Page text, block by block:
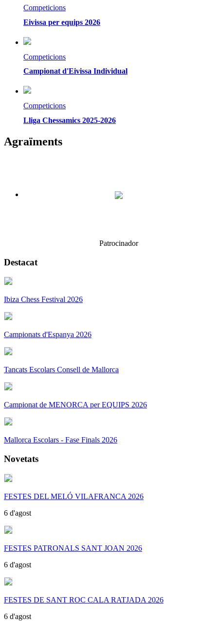
Competicions
Eivissa per equips 2026
Competicions
Campionat d'Eivissa Individual
Competicions
Lliga Chessamics 2025-2026
Agraïments
Patrocinador
Destacat
Ibiza Chess Festival 2026
Campionats d'Espanya 2026
Tancats Escolars Consell de Mallorca
Campionat de MENORCA per EQUIPS 2026
Mallorca Escolars - Fase Finals 2026
Novetats
FESTES DEL MELÓ VILAFRANCA 2026
6 d'agost
FESTES PATRONALS SANT JOAN 2026
6 d'agost
FESTES DE SANT ROC CALA RATJADA 2026
6 d'agost